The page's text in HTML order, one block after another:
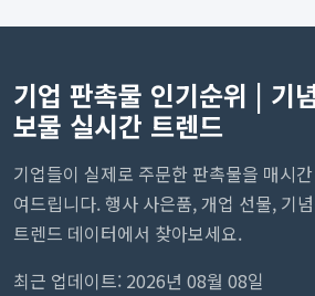
기업 판촉물 인기순위 | 기
보물 실시간 트렌드
기업들이 실제로 주문한 판촉물을 매시
여드립니다. 행사 사은품, 개업 선물, 기
트렌드 데이터에서 찾아보세요.
최근 업데이트: 2026년 08월 08일